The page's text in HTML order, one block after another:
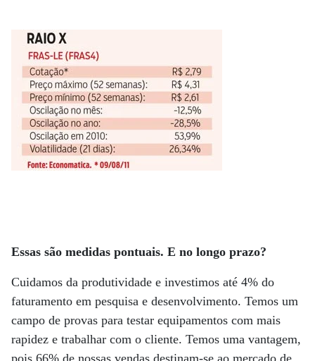
Essas são medidas pontuais. E no longo prazo?
Cuidamos da produtividade e investimos até 4% do
faturamento em pesquisa e desenvolvimento. Temos um
campo de provas para testar equipamentos com mais
rapidez e trabalhar com o cliente. Temos uma vantagem,
pois 66% de nossas vendas destinam-se ao mercado de